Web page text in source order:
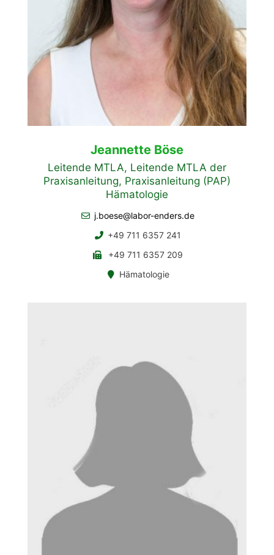
Jeannette Böse
Leitende MTLA, Leitende MTLA der
Praxisanleitung, Praxisanleitung (PAP)
Hämatologie
j.boese@labor-enders.de
+49 711 6357 241
+49 711 6357 209
Hämatologie